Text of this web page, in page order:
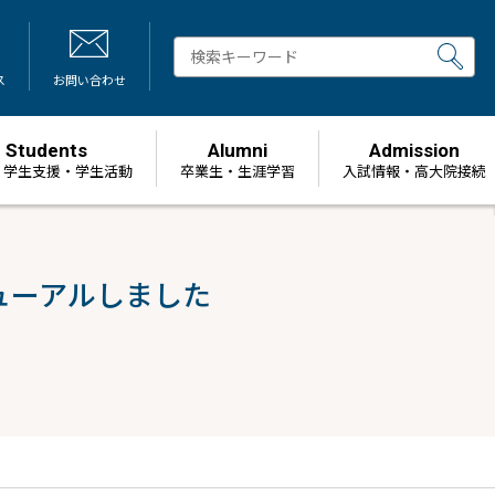
お問い合わせ
Students
生支援・学生活動
Alumni
卒業生・生涯学習
Admission
⼊試情報・高大院接続
アルしました